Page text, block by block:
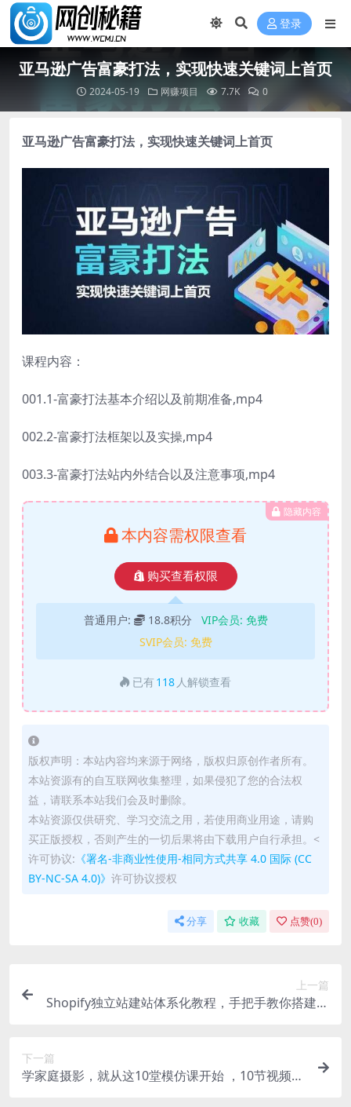
登录
亚马逊广告富豪打法，实现快速关键词上首页
2024-05-19 网赚项目 7.7K 0
亚马逊广告富豪打法 ，实现快速关键词上首页
课程内容：
001.1-富豪打法基本介绍以及前期准备,mp4
002.2-富豪打法框架以及实操,mp4
003.3-富豪打法站内外结合以及注意事项,mp4
隐藏内容
本内容需权限查看
购买查看权限
普通用户: 18.8积分 VIP会员: 免费
SVIP会员: 免费
已有 118 人解锁查看
版权声明：本站内容均来源于网络，版权归原创作者所有。
本站资源有的自互联网收集整理，如果侵犯了您的合法权
益，请联系本站我们会及时删除。
本站资源仅供研究、学习交流之用，若使用商业用途，请购
买正版授权，否则产生的一切后果将由下载用户自行承担。<
许可协议: 《署名-非商业性使用-相同方式共享 4.0 国际 (CC
BY-NC-SA 4.0)》 许可协议授权
分享 收藏 点赞(0)
上一篇
Shopify独立站建站体系化教程，手把手教你搭建独
下一篇
学家庭摄影，就从这10堂模仿课开始 ，10节视频课